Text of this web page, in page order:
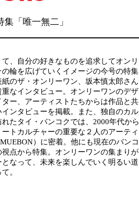
集「唯一無二」
、自分の好きなものを追求してオンリ
輪を広げていくイメージの今号の特集
紙のザ・オンリーワン、坂本慎太郎さん
なインタビュー。オンリーワンのデザ
ー、アーティストたちからは作品と共
ンタビューを掲載。また、独自のカル
たタイ・バンコクでは、2000年代から
トカルチャーの重要な２人のアーティ
）に密着。他にも現在のバンコ
点から特集。オンリーワンの集まりが
なって、未来を楽しんでいく明るい道
。